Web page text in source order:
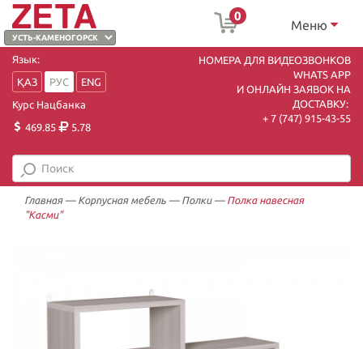
0
Меню
Язык:
ҚАЗ
РУС
ENG
Курс Нацбанка
469.85
5.78
НОМЕРА ДЛЯ ВИДЕОЗВОНКОВ
WHATS APP
И ОНЛАЙН ЗАЯВОК НА
ДОСТАВКУ:
+ 7 (747) 915-43-55
Главная— Корпусная мебель — Полки— Полка навесная
"Касми"